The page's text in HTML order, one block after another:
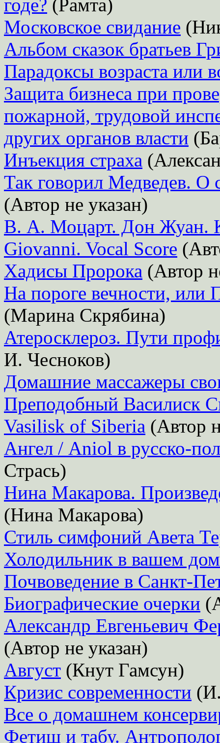
годе? (Рамта)
Московское свидание
Альбом сказок братьев
Парадоксы возраста или
Защита бизнеса при
пожарной, трудовой
других органов власти
Инъекция страха
Так говорил Медведев. О
(Автор не указан)
В. А. Моцарт. Дон Жуан.
Giovanni. Vocal Score
Хадисы Пророка (Автор
На пороге вечности, или
(Марина Скрябина)
Атеросклероз. Пути
И. Чесноков)
Домашние массажеры
Преподобный Василиск
Vasilisk of Siberia (Автор
Ангел / Aniol в русско-
Стрась)
Нина Макарова.
(Нина Макарова)
Стиль симфоний Авета
Холодильник в вашем
Почвоведение в Санкт-
Биографические очерки
Александр Евгеньевич
(Автор не указан)
Август (Кнут Гамсун)
Кризис современности
Все о домашнем
Фетиш и табу.